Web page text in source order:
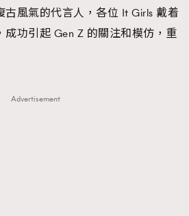
古風氣的代言人，各位 It Girls 戴着
成功引起 Gen Z 的關注和模仿，重
Advertisement